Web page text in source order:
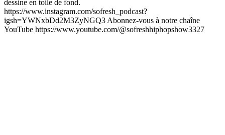
dessine en toile de fond.
https://www.instagram.com/sofresh_podcast?
igsh=YWNxbDd2M3ZyNGQ3 Abonnez-vous à notre chaîne
YouTube https://www.youtube.com/@sofreshhiphopshow3327